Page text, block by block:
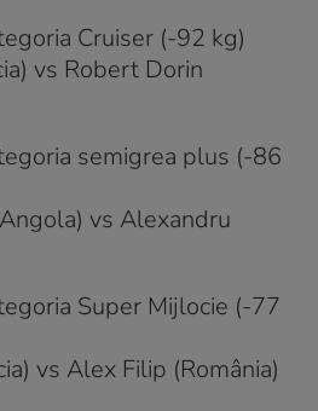
Cruiser (-92 kg)
vs Robert Dorin
semigrea plus (-86
vs Alexandru
Super Mijlocie (-77
vs Alex Filip (România)